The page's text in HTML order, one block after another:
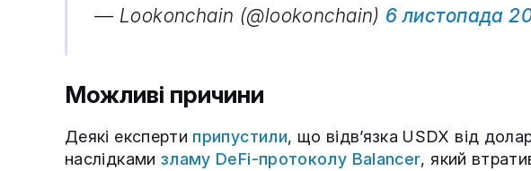
— Lookonchain (@lookonchain) 6 листопада
Можливі причини
Деякі експерти припустили, що відв’язка USDX від
наслідками зламу DeFi-протоколу Balancer, який